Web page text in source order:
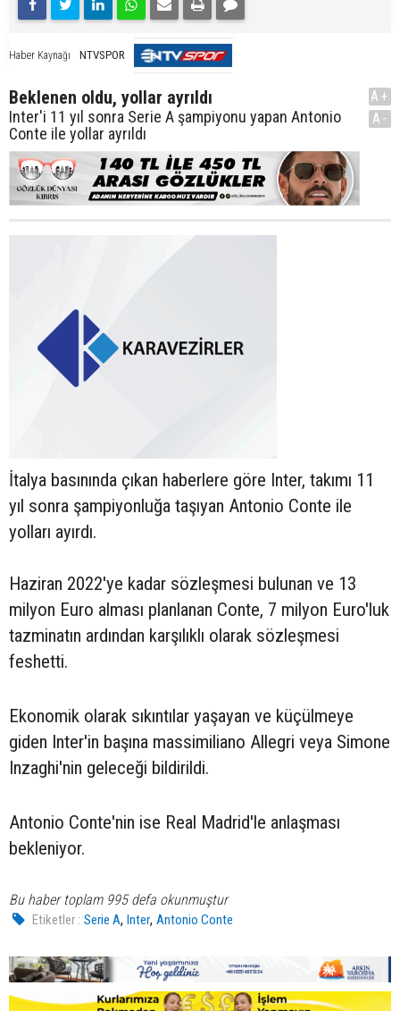
Haber Kaynağı NTVSPOR
Beklenen oldu, yollar ayrıldı
Inter'i 11 yıl sonra Serie A şampiyonu yapan Antonio
Conte ile yollar ayrıldı
A+
A-
İtalya basınında çıkan haberlere göre Inter, takımı 11
yıl sonra şampiyonluğa taşıyan Antonio Conte ile
yolları ayırdı.
Haziran 2022'ye kadar sözleşmesi bulunan ve 13
milyon Euro alması planlanan Conte, 7 milyon Euro'luk
tazminatın ardından karşılıklı olarak sözleşmesi
feshetti.
Ekonomik olarak sıkıntılar yaşayan ve küçülmeye
giden Inter'in başına massimiliano Allegri veya Simone
Inzaghi'nin geleceği bildirildi.
Antonio Conte'nin ise Real Madrid'le anlaşması
bekleniyor.
Bu haber toplam 995 defa okunmuştur
Etiketler : Serie A,Inter,Antonio Conte